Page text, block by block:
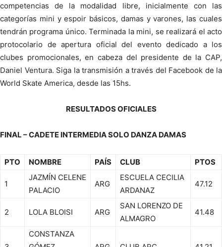
competencias de la modalidad libre, inicialmente con las
categorías mini y espoir básicos, damas y varones, las cuales
tendrán programa único. Terminada la mini, se realizará el acto
protocolario de apertura oficial del evento dedicado a los
clubes promocionales, en cabeza del presidente de la CAP,
Daniel Ventura. Siga la transmisión a través del Facebook de la
World Skate America, desde las 15hs.
RESULTADOS OFICIALES
FINAL – CADETE INTERMEDIA SOLO DANZA DAMAS
PTO NOMBRE PAÍS CLUB PTOS
1
JAZMÍN CELENE
PALACIO
ARG
ESCUELA CECILIA
ARDANAZ
47.12
2 LOLA BLOISI ARG
SAN LORENZO DE
ALMAGRO
41.48
CONSTANZA